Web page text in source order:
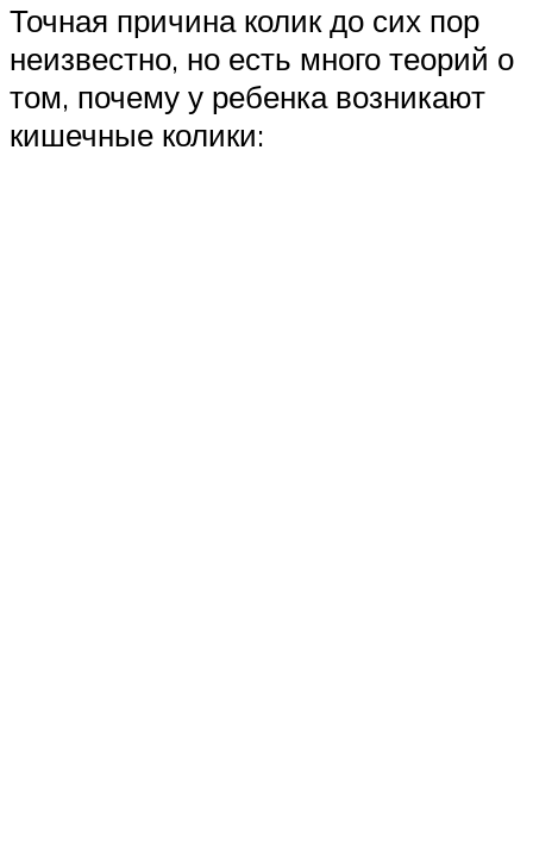
Точная причина колик до сих пор
неизвестно, но есть много теорий о
том, почему у ребенка возникают
кишечные колики: